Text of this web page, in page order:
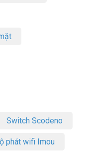
Switch Scodeno
phát wifi Imou